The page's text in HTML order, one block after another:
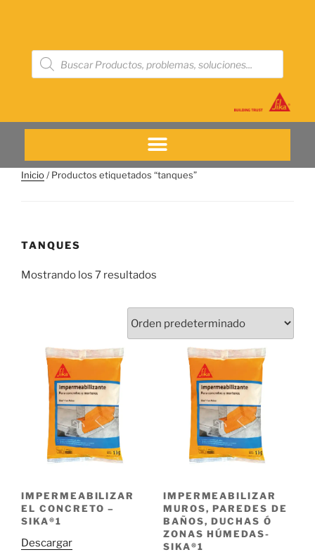
Inicio/ Productos etiquetados “tanques”
TANQUES
Mostrando los 7 resultados
IMPERMEABILIZAR
EL CONCRETO –
SIKA®1
Descargar
IMPERMEABILIZAR
MUROS, PAREDES DE
BAÑOS, DUCHAS Ó
ZONAS HÚMEDAS-
SIKA®1